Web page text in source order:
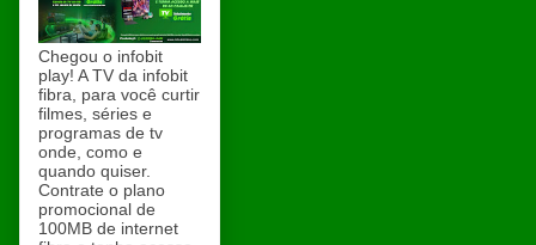
Chegou o infobit
play! A TV da infobit
fibra, para você curtir
filmes, séries e
programas de tv
onde, como e
quando quiser.
Contrate o plano
promocional de
100MB de internet